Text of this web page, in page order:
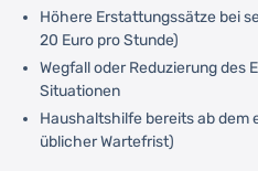
Höhere Erstattungssätze bei
20 Euro pro Stunde)
Wegfall oder Reduzierung des
Situationen
Haushaltshilfe bereits ab dem
üblicher Wartefrist)